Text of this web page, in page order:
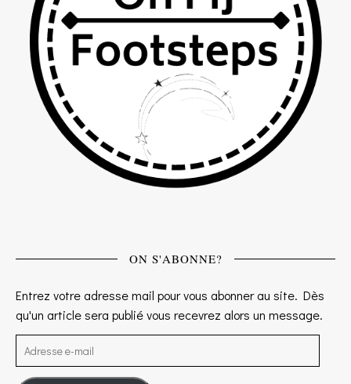
ON S'ABONNE?
Entrez votre adresse mail pour vous abonner au site. Dès
qu'un article sera publié vous recevrez alors un message.
Adresse e-mail